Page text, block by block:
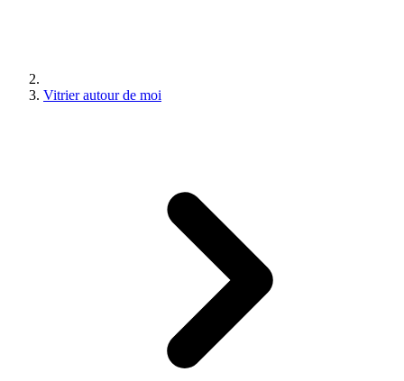
Vitrier autour de moi